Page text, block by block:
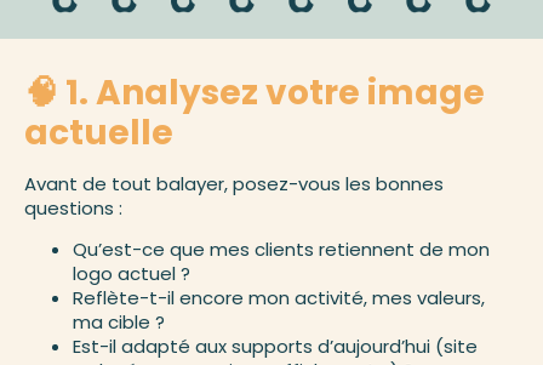
🧠 1. Analysez votre image
actuelle
Avant de tout balayer, posez-vous les bonnes
questions :
Qu’est-ce que mes clients retiennent de mon
logo actuel ?
Reflète-t-il encore mon activité, mes valeurs,
ma cible ?
Est-il adapté aux supports d’aujourd’hui (site